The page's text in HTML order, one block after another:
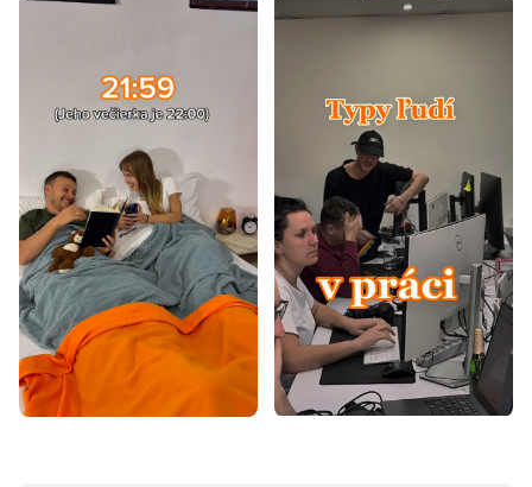
Laminátové postele
Rustikálne postele
Vidiecke postele
Biele postele
Čierne postele
Modré postele
Sivé postele
Zelené postele
Žlté postele